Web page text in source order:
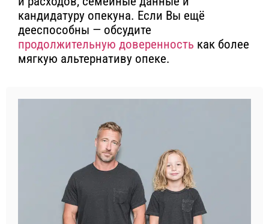
кандидатуру опекуна. Если Вы ещё
дееспособны — обсудите
продолжительную доверенность как более
мягкую альтернативу опеке.